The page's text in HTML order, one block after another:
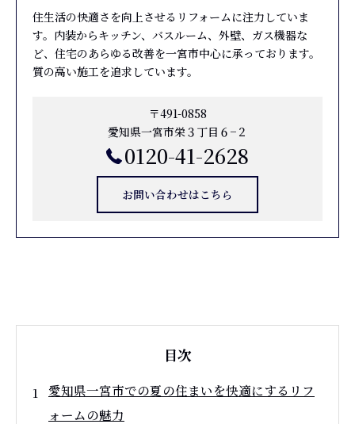
住生活の快適さを向上させるリフォームに注力していま
す。内装からキッチン、バスルーム、外壁、ガス機器な
ど、住宅のあらゆる改善を一宮市中心に承っております。
質の高い施工を追求しています。
〒491-0858
愛知県一宮市栄３丁目６−２
0120-41-2628
お問い合わせはこちら
目次
愛知県一宮市での夏の住まいを快適にするリフ
ォームの魅力